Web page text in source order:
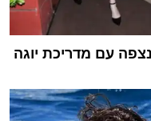
עם מדריכת יוגה